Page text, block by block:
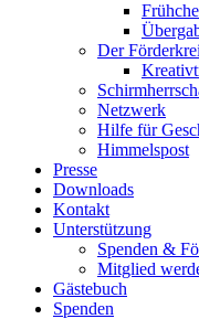
Der
Netzwerk
Hilfe für
Himmelspost
Presse
Downloads
Kontakt
Unterstützung
Spenden &
Mitglied
Gästebuch
Spenden